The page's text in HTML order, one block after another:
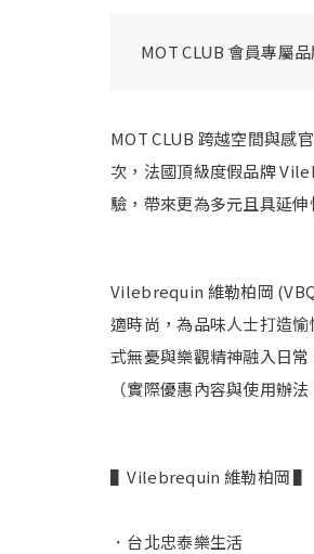
MOT CLUB 會員專屬
MOT CLUB 跨越空間與感
次，法國頂級度假品牌
驗，帶來更為多元且具延伸
Vilebrequin 維勒柏岡
適時尚，為品味人士打造
式無憂與樂觀精神融入日
（實際優惠內容與使用辦
▌Vilebrequin 維勒柏岡 ▌
．台北忠泰樂生活